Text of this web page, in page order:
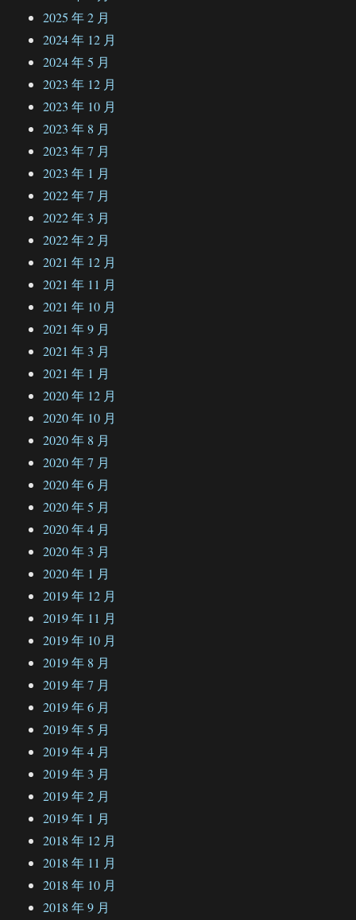
2025 年 2 月
2024 年 12 月
2024 年 5 月
2023 年 12 月
2023 年 10 月
2023 年 8 月
2023 年 7 月
2023 年 1 月
2022 年 7 月
2022 年 3 月
2022 年 2 月
2021 年 12 月
2021 年 11 月
2021 年 10 月
2021 年 9 月
2021 年 3 月
2021 年 1 月
2020 年 12 月
2020 年 10 月
2020 年 8 月
2020 年 7 月
2020 年 6 月
2020 年 5 月
2020 年 4 月
2020 年 3 月
2020 年 1 月
2019 年 12 月
2019 年 11 月
2019 年 10 月
2019 年 8 月
2019 年 7 月
2019 年 6 月
2019 年 5 月
2019 年 4 月
2019 年 3 月
2019 年 2 月
2019 年 1 月
2018 年 12 月
2018 年 11 月
2018 年 10 月
2018 年 9 月